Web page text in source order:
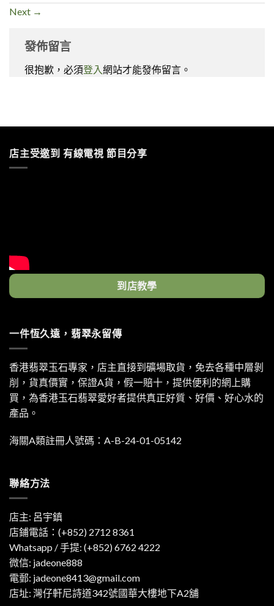
Next →
發佈留言
很抱歉，必須登入網站才能發佈留言。
店主受邀到 有線電視 節目分享
到店教學
一件恆久遠，翡翠永留傳
香港翡翠玉石專家，店主直接到礦場取貨，免去各種中層剝
削，貨真價實，保證A貨，假一賠十，提供便利的網上購
買，為香港玉石翡翠愛好者提供真正好質、好價、好心水的
產品。
海關A類註冊人號碼：A-B-24-01-05142
聯絡方法
店主: 呂宇鎮
店鋪電話：(+852) 2712 8361
Whatsapp / 手提: (+852) 6762 4222
微信: jadeone888
電郵: jadeone8413@gmail.com
店址: 灣仔軒尼詩道342號國華大樓地下A2舖